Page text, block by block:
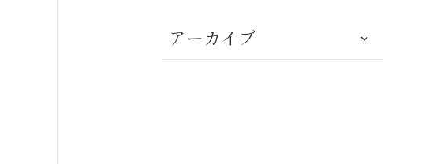
アーカイブ